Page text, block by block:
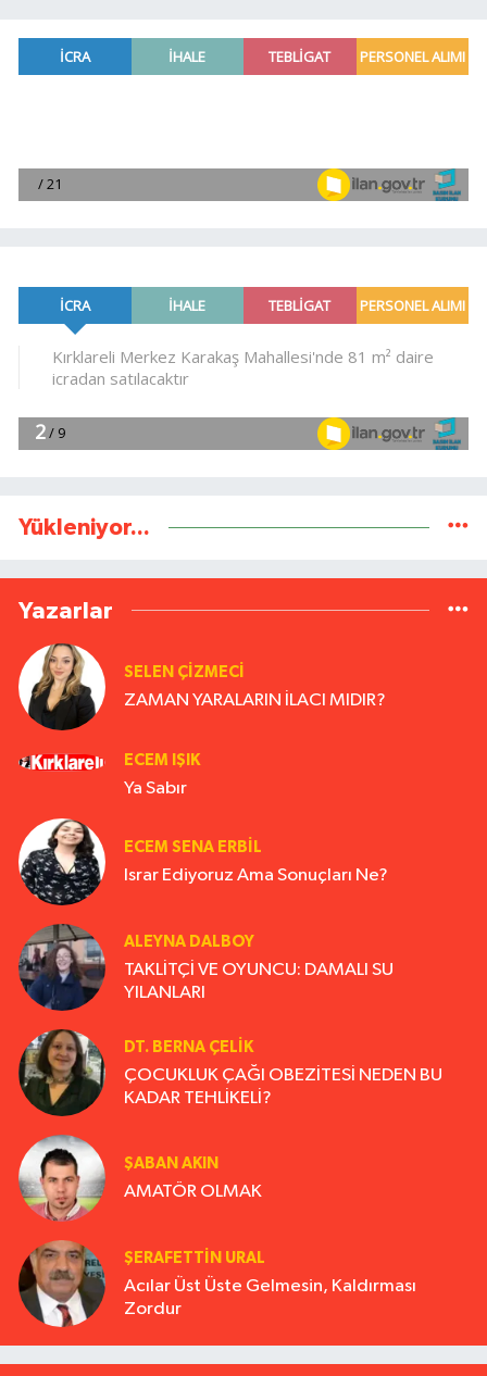
Yükleniyor...
Yazarlar
SELEN ÇİZMECİ
ZAMAN YARALARIN İLACI MIDIR?
ECEM IŞIK
Ya Sabır
ECEM SENA ERBIL
Israr Ediyoruz Ama Sonuçları Ne?
ALEYNA DALBOY
TAKLİTÇİ VE OYUNCU: DAMALI SU
YILANLARI
DT. BERNA ÇELIK
ÇOCUKLUK ÇAĞI OBEZİTESİ NEDEN BU
KADAR TEHLİKELİ?
ŞABAN AKIN
AMATÖR OLMAK
ŞERAFETTIN URAL
Acılar Üst Üste Gelmesin, Kaldırması
Zordur